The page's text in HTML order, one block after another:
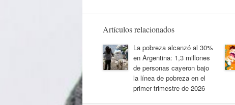
Artículos relacionados
La pobreza alcanzó al 30%
en Argentina: 1,3 millones
de personas cayeron bajo
la línea de pobreza en el
primer trimestre de 2026